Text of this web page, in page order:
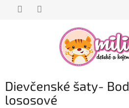
Dievčenské šaty-
lososové